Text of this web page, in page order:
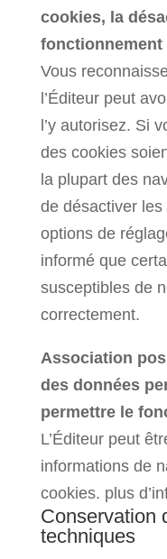
cookies, la
fonctionnement
Vous
l’Éditeur peut
l’y autorisez. Si
des cookies
la plupart des
de désactiver
options de
informé que
susceptibles de
correctement.
Association
des données
permettre le
L’Éditeur peut
informations de
cookies. plus
Conservation
techniques